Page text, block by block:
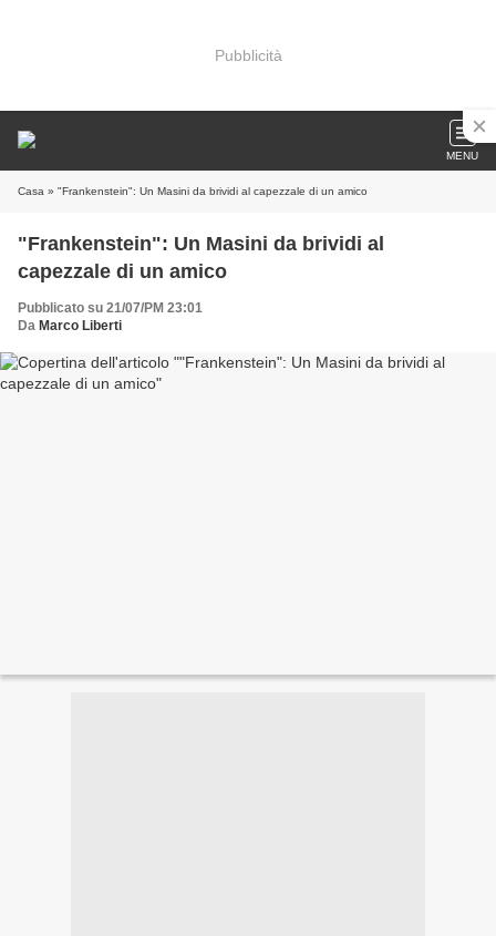
Pubblicità
MENU
Casa » "Frankenstein": Un Masini da brividi al capezzale di un amico
"Frankenstein": Un Masini da brividi al
capezzale di un amico
Pubblicato su 21/07/PM 23:01
Da Marco Liberti